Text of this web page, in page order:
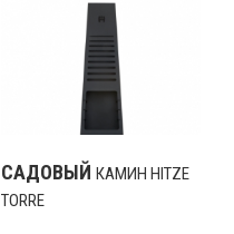
САДОВЫЙ КАМИН HITZE
TORRE